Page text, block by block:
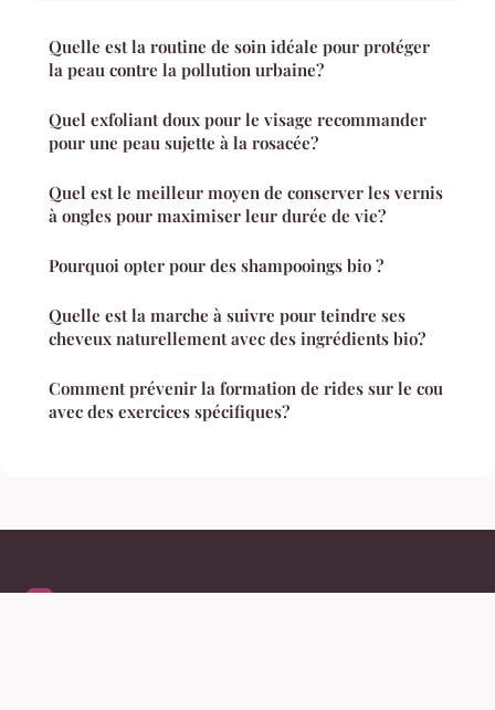
Quelle est la routine de soin idéale pour protéger
la peau contre la pollution urbaine?
Quel exfoliant doux pour le visage recommander
pour une peau sujette à la rosacée?
Quel est le meilleur moyen de conserver les vernis
à ongles pour maximiser leur durée de vie?
Pourquoi opter pour des shampooings bio ?
Quelle est la marche à suivre pour teindre ses
cheveux naturellement avec des ingrédients bio?
Comment prévenir la formation de rides sur le cou
avec des exercices spécifiques?
Mblr